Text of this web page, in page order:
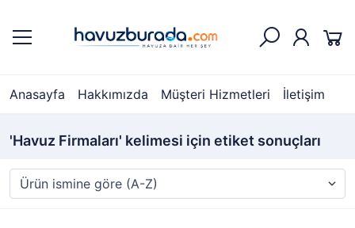
Anasayfa Hakkımızda Müşteri Hizmetleri İletişim
'Havuz Firmaları' kelimesi için etiket sonuçları